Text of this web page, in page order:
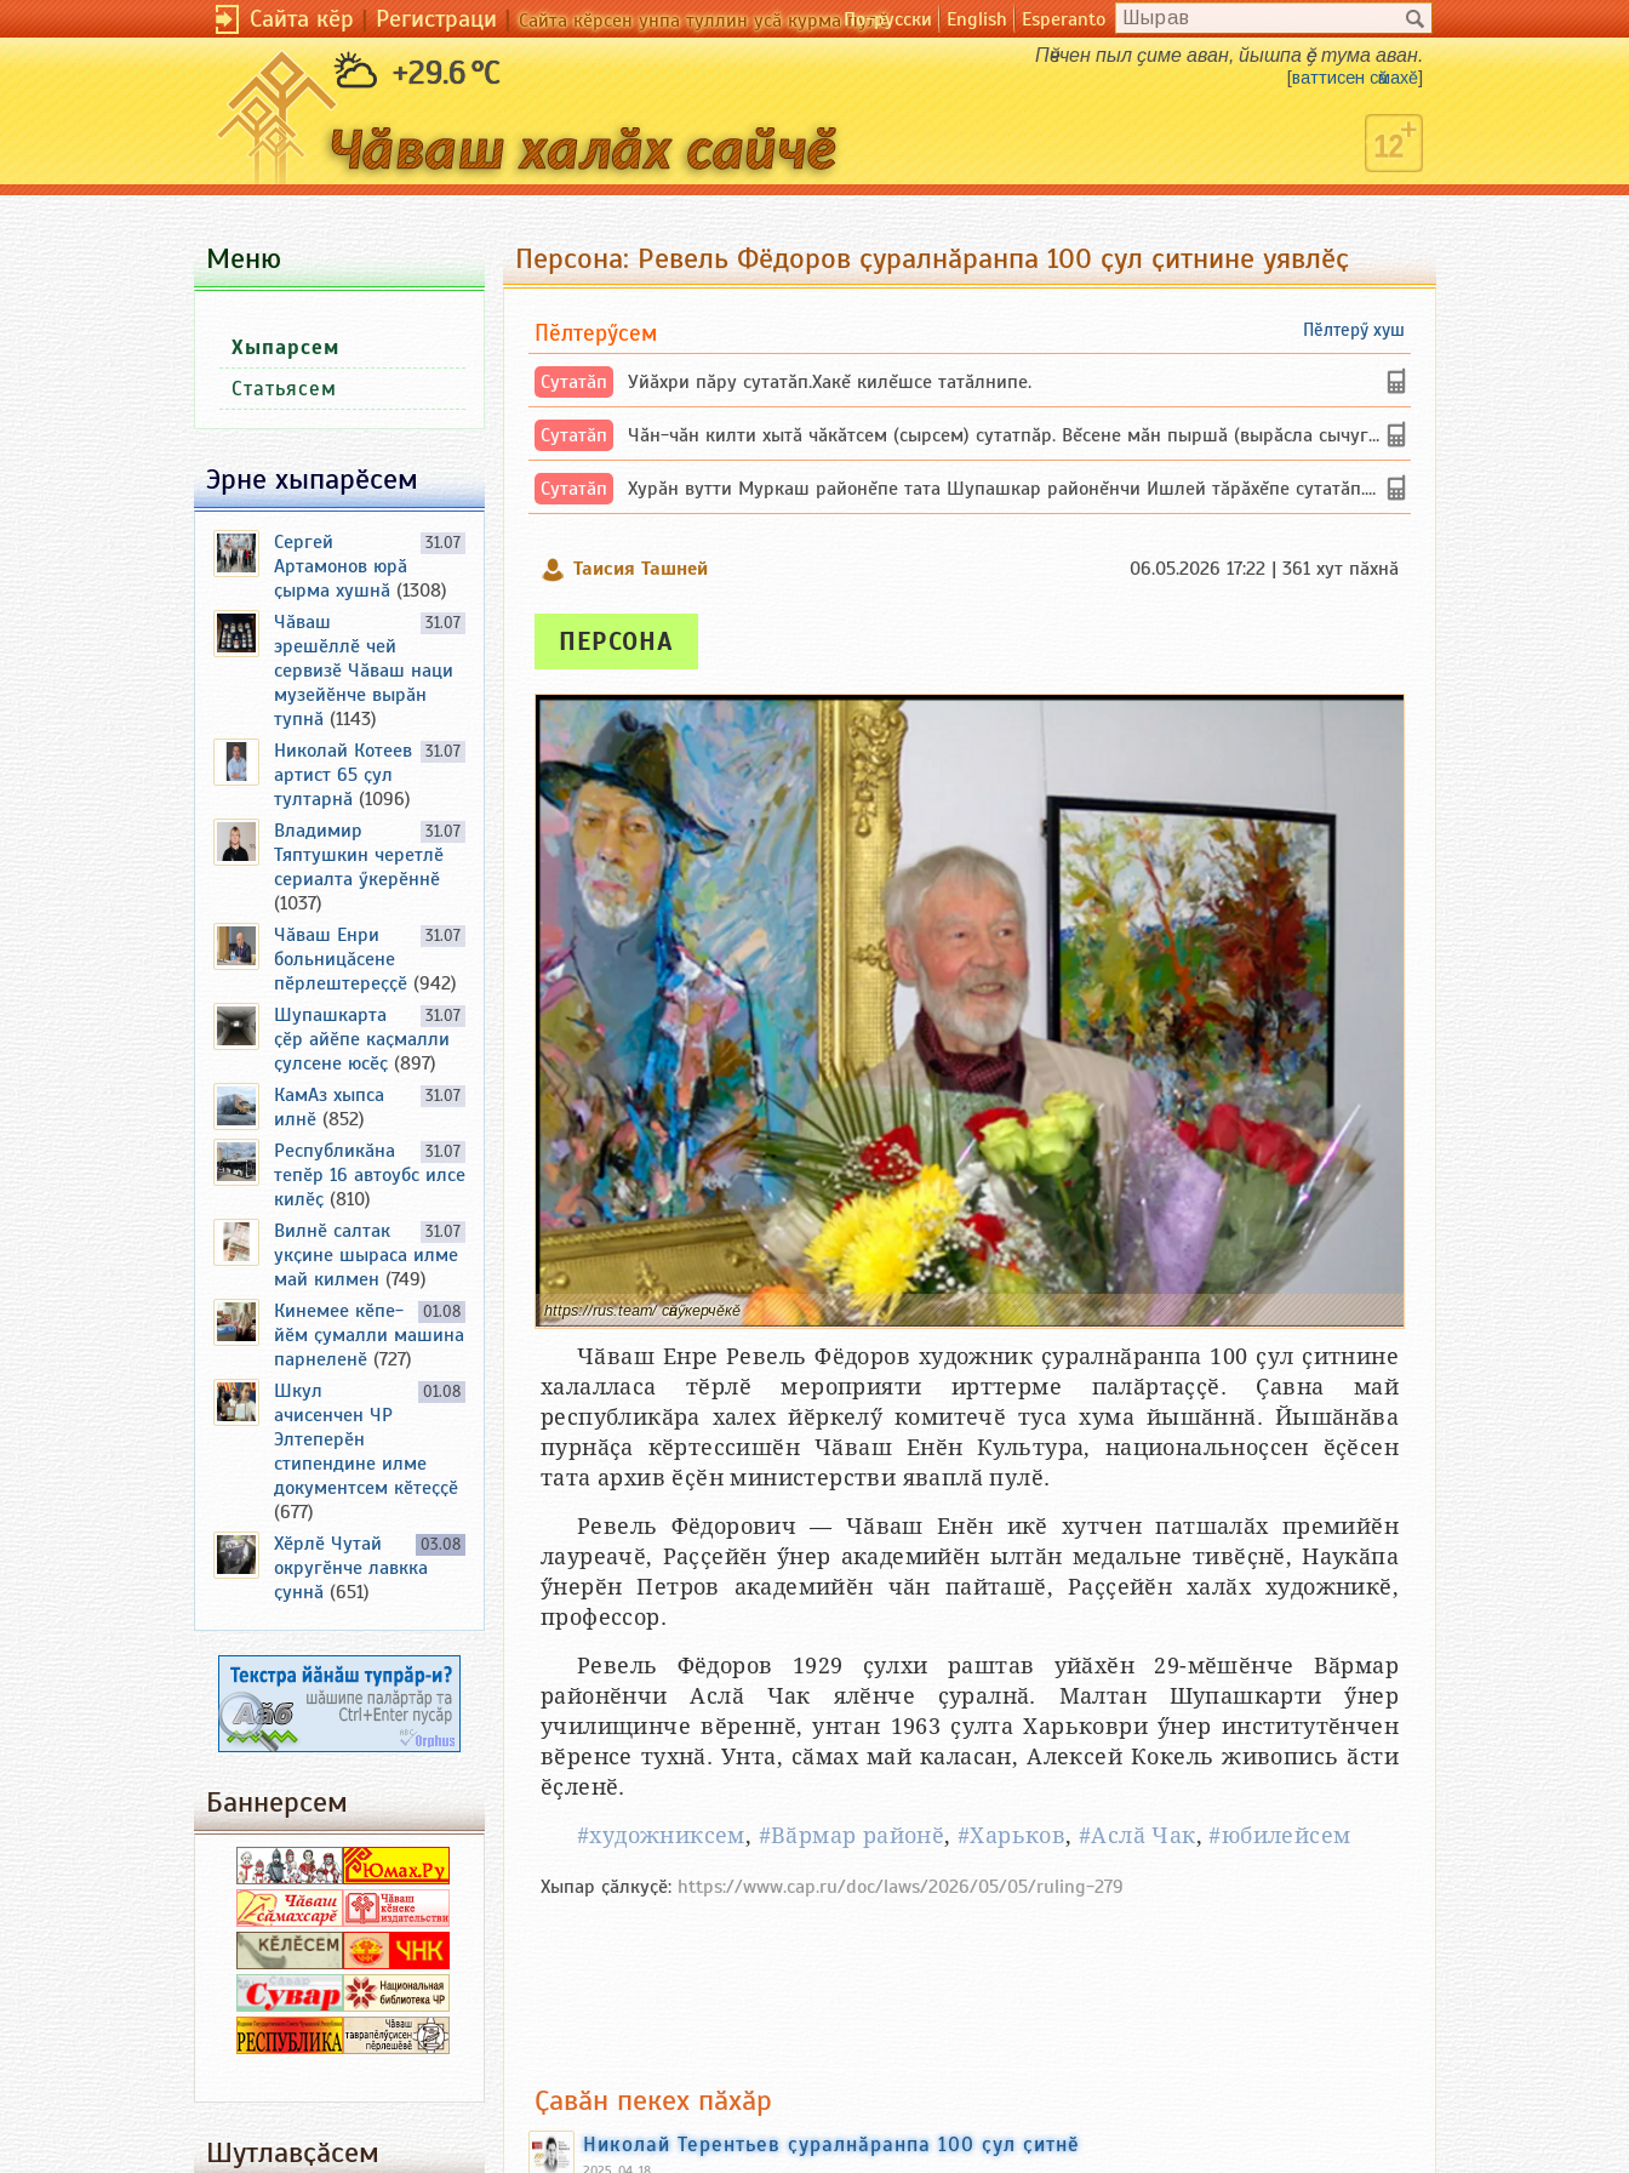
Сайта кӗр|Регистраци|Сайта кӗрсен унпа туллин усӑ курма пулӗПо-русски English Esperanto
+29.6 °C Пӗччен пыл ҫиме аван, йышпа ӗҫ тума аван.
[ваттисен сӑмахӗ]
Персона: Ревель Фёдоров ҫуралнӑранпа 100 ҫул ҫитнине уявлӗҫ
Пӗлтерӳ хуш
Пӗлтерӳсем
Сутатӑп Уйăхри пăру сутатăп.Хакĕ килĕшсе татăлнипе.
Сутатӑп Чăн-чăн килти хытă чăкăтсем (сырсем) сутатпăр. Вĕсене мăн пыршă (вырăсла сычуг) ...
Сутатӑп Хурăн вутти Муркаш районĕпе тата Шупашкар районĕнчи Ишлей тăрăхĕпе сутатăп. Ха...
Таисия Ташней 06.05.2026 17:22 | 361 хут пӑхнӑ
ПЕРСОНА
https://rus.team/ сӑнӳкерчӗкӗ
Чӑваш Енре Ревель Фёдоров художник ҫуралнӑранпа 100 ҫул ҫитнине
халалласа тӗрлӗ мероприяти ирттерме палӑртаҫҫӗ. Ҫавна май
республикӑра халех йӗркелӳ комитечӗ туса хума йышӑннӑ. Йышӑнӑва
пурнӑҫа кӗртессишӗн Чӑваш Енӗн Культура, национальноҫсен ӗҫӗсен
тата архив ӗҫӗн министерстви яваплӑ пулӗ.
Ревель Фёдорович — Чӑваш Енӗн икӗ хутчен патшалӑх премийӗн
лауреачӗ, Раҫҫейӗн ӳнер академийӗн ылтӑн медальне тивӗҫнӗ, Наукӑпа
ӳнерӗн Петров академийӗн чӑн пайташӗ, Раҫҫейӗн халӑх художникӗ,
профессор.
Ревель Фёдоров 1929 ҫулхи раштав уйӑхӗн 29-мӗшӗнче Вӑрмар
районӗнчи Аслӑ Чак ялӗнче ҫуралнӑ. Малтан Шупашкарти ӳнер
училищинче вӗреннӗ, унтан 1963 ҫулта Харьковри ӳнер институтӗнчен
вӗренсе тухнӑ. Унта, сӑмах май каласан, Алексей Кокель живопись ӑсти
ӗҫленӗ.
#художниксем, #Вӑрмар районӗ,#Харьков,#Аслӑ Чак,#юбилейсем
Хыпар ҫӑлкуҫӗ: https://www.cap.ru/doc/laws/2026/05/05/ruling-279
Ҫавӑн пекех пӑхӑр
Николай Терентьев ҫуралнӑранпа 100 ҫул ҫитнӗ
Меню
Хыпарсем
Статьясем
Эрне хыпарӗсем
31.07
Сергей
Артамонов юрӑ
ҫырма хушнӑ (1308)
31.07
Чӑваш
эрешӗллӗ чей
сервизӗ Чӑваш наци
музейӗнче вырӑн
тупнӑ (1143)
31.07
Николай Котеев
артист 65 ҫул
тултарнӑ (1096)
31.07
Владимир
Тяптушкин черетлӗ
сериалта ӳкерӗннӗ
(1037)
31.07
Чӑваш Енри
больницӑсене
пӗрлештереҫҫӗ (942)
31.07
Шупашкарта
ҫӗр айӗпе каҫмалли
ҫулсене юсӗҫ (897)
31.07
КамАз хыпса
илнӗ (852)
31.07
Республикӑна
тепӗр 16 автоубс илсе
килӗҫ (810)
31.07
Вилнӗ салтак
укҫине шыраса илме
май килмен (749)
01.08
Кинемее кӗпе-
йӗм ҫумалли машина
парнеленӗ (727)
01.08
Шкул
ачисенчен ЧР
Элтеперӗн
стипендине илме
документсем кӗтеҫҫӗ
(677)
03.08
Хӗрлӗ Чутай
округӗнче лавкка
ҫуннӑ (651)
Баннерсем
Шутлавҫӑсем